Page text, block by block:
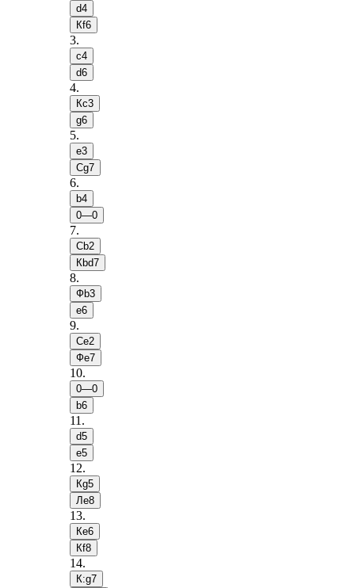
d4
Кf6
3.
c4
d6
4.
Кc3
g6
5.
e3
Сg7
6.
b4
0—0
7.
Сb2
Кbd7
8.
Фb3
e6
9.
Сe2
Фe7
10.
0—0
b6
11 .
d5
e5
12.
Кg5
Лe8
13.
Кe6
Кf8
14.
К:g7